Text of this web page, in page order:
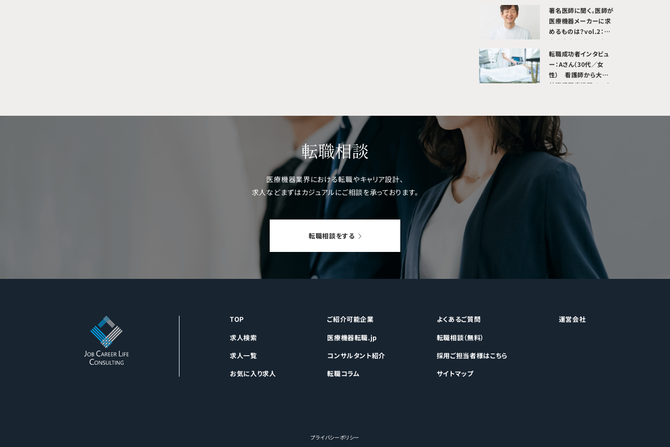
が、自身の頑張りや成果
が正当に評価される環
境で挑戦したいと転職
活動を開始。医療機器
メーカー営業職へ転職
成功。
著名医師に聞く。医師が
医療機器メーカーに求
めるものは？vol.2：日
本赤十字社愛知医療セ
ンター 名古屋第二病
院 副院長 吉田幸彦
先生
転職成功者インタビュ
ー：Aさん（30代／女
性） 看護師から大手
外資系医療機器メーカ
転職相談
医療機器業界における転職やキャリア設計、
求人などまずはカジュアルにご相談を承っております。
転職相談をする
TOP
求人検索
求人一覧
お気に入り求人
ご紹介可能企業
医療機器転職.jp
コンサルタント紹介
転職コラム
よくあるご質問
転職相談（無料）
採用ご担当者様はこちら
サイトマップ
運営会社
プライバシーポリシー